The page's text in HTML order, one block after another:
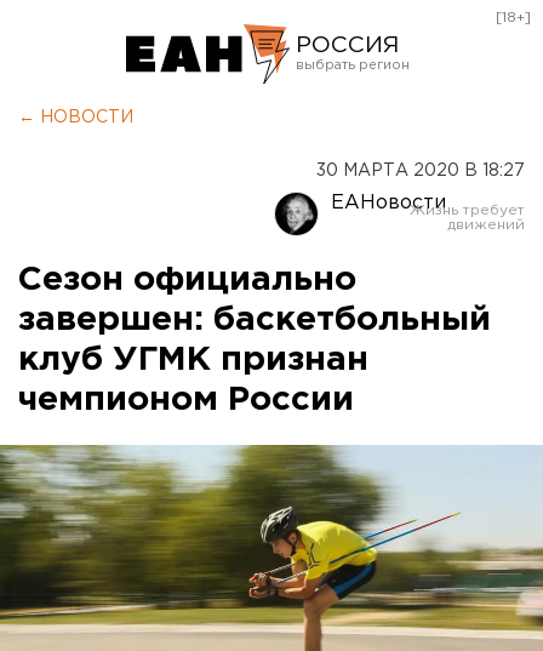
РОССИЯ
Оренбург
[18+]
← НОВОСТИ
30 МАРТА 2020 В 18:27
ЕАНовости
Сезон официально
завершен: баскетбольный
клуб УГМК признан
чемпионом России